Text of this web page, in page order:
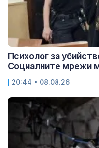
Психолог за
Социалните мрежи
20:44 • 08.08.26